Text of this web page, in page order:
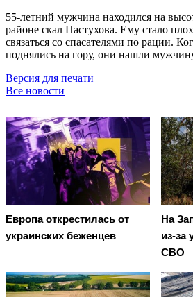
55-летний мужчина находился на
районе скал Пастухова. Ему стало
связаться со спасателями по рации.
поднялись на гору, они нашли
Версия для печати
Все новости
Европа открестилась от
украинских беженцев
На
из-за
СВО